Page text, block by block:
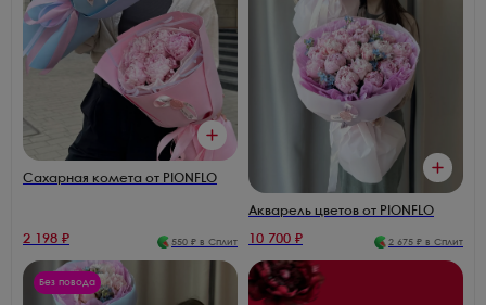
Сахарная комета от PIONFLO
2 198 ₽ 550 ₽ в Сплит
Акварель цветов от PIONFLO
10 700 ₽ 2 675 ₽ в Сплит
Без повода